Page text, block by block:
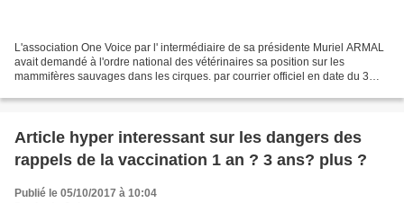
L'association One Voice par l' intermédiaire de sa présidente Muriel ARMAL
avait demandé à l'ordre national des vétérinaires sa position sur les
mammifères sauvages dans les cirques. par courrier officiel en date du 3
Article hyper interessant sur les dangers des
rappels de la vaccination 1 an ? 3 ans? plus ?
Publié le 05/10/2017 à 10:04